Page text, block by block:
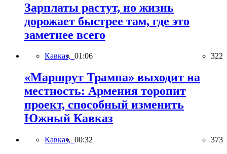
Зарплаты растут, но жизнь
дорожает быстрее там, где это
заметнее всего
Кавказ, 01:06 322
«Маршрут Трампа» выходит на
местность: Армения торопит
проект, способный изменить
Южный Кавказ
Кавказ, 00:32 373